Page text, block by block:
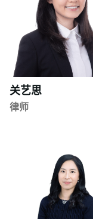
关艺思
律师